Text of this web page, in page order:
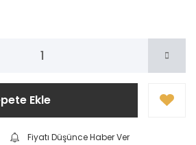
Ekle
Fiyatı Düşünce Haber Ver